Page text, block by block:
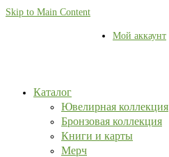
Skip to Main Content
Мой аккаунт
Каталог
Ювелирная коллекция
Бронзовая коллекция
Книги и карты
Мерч